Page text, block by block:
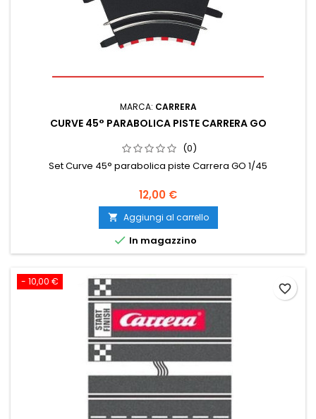
MARCA: CARRERA
CURVE 45° PARABOLICA PISTE CARRERA GO
(0)
Set Curve 45° parabolica piste Carrera GO 1/45
12,00 €
 Aggiungi al carrello
 In magazzino
- 10,00 €
favorite_border